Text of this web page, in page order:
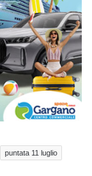
puntata 11 luglio